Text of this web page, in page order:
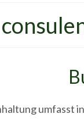
umfasst